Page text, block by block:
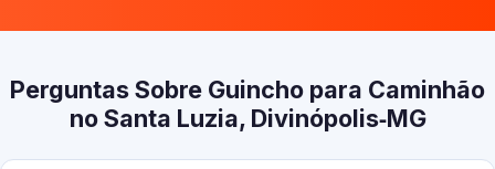
Perguntas Sobre Guincho para Caminhão
no Santa Luzia, Divinópolis‑MG